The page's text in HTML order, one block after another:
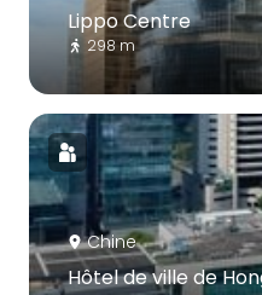
Lippo Centre
298 m
Chine
Hôtel de ville de